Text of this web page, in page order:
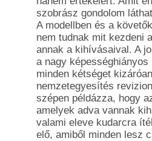
szobrász gondolom
A modellben és a
nem tudnak mit kezdeni
annak a kihívásaival. A
a nagy
minden kétséget
nemzetegyesítés
szépen példázza, hogy
amelyek adva vannak
valami eleve kudarcra
elő, amiből minden lesz